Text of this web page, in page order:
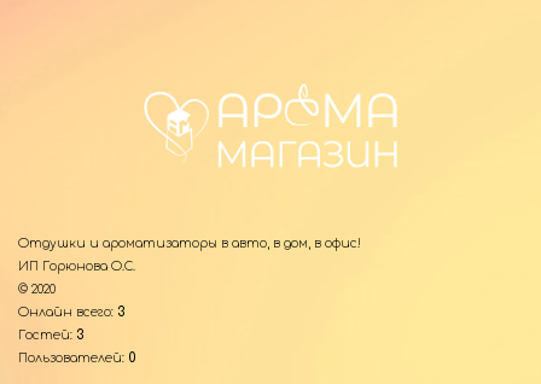
Отдушки и ароматизаторы в авто, в дом, в офис!
ИП Горюнова О.С.
© 2020
Онлайн всего: 3
Гостей: 3
Пользователей: 0